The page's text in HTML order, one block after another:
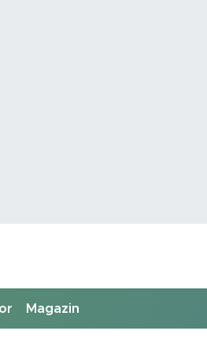
Magazin